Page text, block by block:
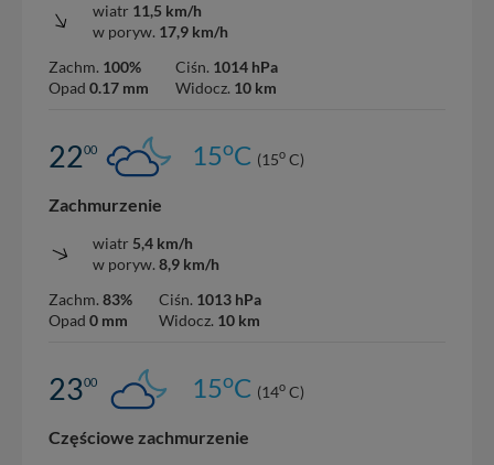
wiatr 11,5 km/h
w poryw. 17,9 km/h
Zachm. 100%
Opad 0.17 mm
Ciśn. 1014 hPa
Widocz. 10 km
2200 15oC (15o C)
Zachmurzenie
wiatr 5,4 km/h
w poryw. 8,9 km/h
Zachm. 83%
Opad 0 mm
Ciśn. 1013 hPa
Widocz. 10 km
2300 15oC (14o C)
Częściowe zachmurzenie